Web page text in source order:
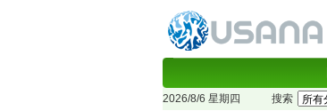
2026/8/6 星期四 搜索